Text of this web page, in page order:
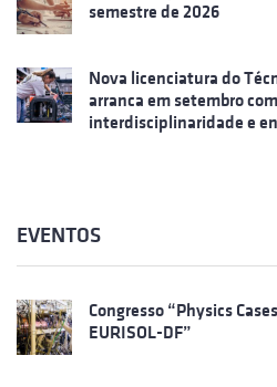
semestre de 2026
Nova licenciatura do
arranca em setembro
interdisciplinaridade e
EVENTOS
Congresso “Physics
EURISOL-DF”